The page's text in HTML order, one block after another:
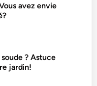
avez envie
? Astuce
jardin!